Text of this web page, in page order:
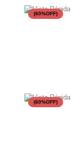
(60%OFF)
(60%OFF)